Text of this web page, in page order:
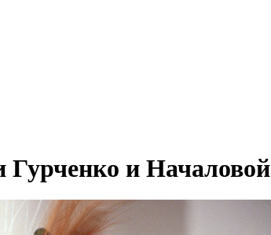
Гурченко и Началовой